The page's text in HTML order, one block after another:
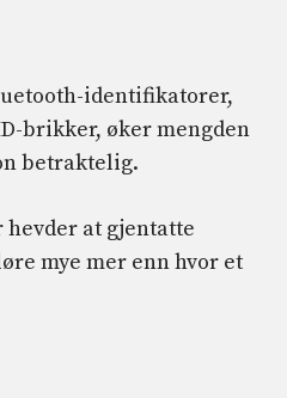
identifikatorer,
brikker, øker mengden
betraktelig.
at gjentatte
mye mer enn hvor et